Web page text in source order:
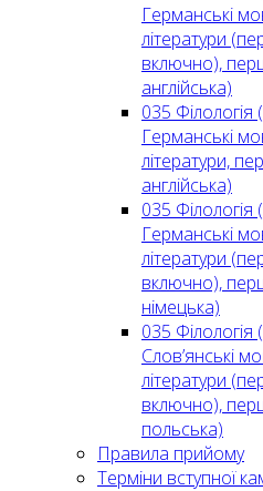
Германські
літератури
включно),
англійська)
035 Філологія
Германські
літератури,
англійська)
035 Філологія
Германські
літератури
включно),
німецька)
035 Філологія
Слов’янські
літератури
включно),
польська)
Правила прийому
Терміни вступної